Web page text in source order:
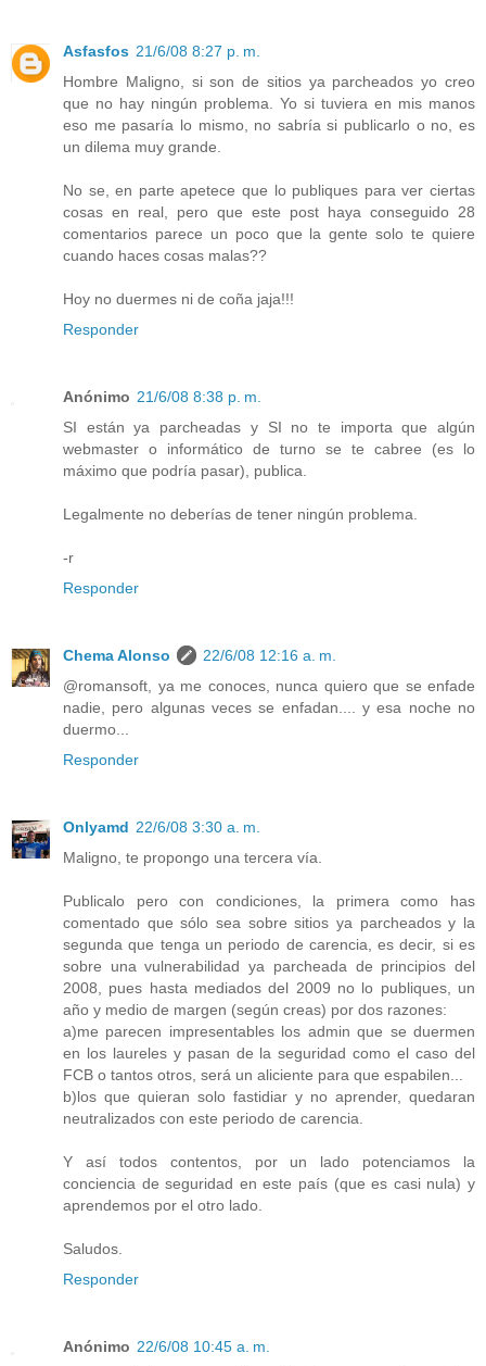
Asfasfos 21/6/08 8:27 p. m.
Hombre Maligno, si son de sitios ya parcheados yo creo
que no hay ningún problema. Yo si tuviera en mis manos
eso me pasaría lo mismo, no sabría si publicarlo o no, es
un dilema muy grande.
No se, en parte apetece que lo publiques para ver ciertas
cosas en real, pero que este post haya conseguido 28
comentarios parece un poco que la gente solo te quiere
cuando haces cosas malas??
Hoy no duermes ni de coña jaja!!!
Responder
Anónimo 21/6/08 8:38 p. m.
SI están ya parcheadas y SI no te importa que algún
webmaster o informático de turno se te cabree (es lo
máximo que podría pasar), publica.
Legalmente no deberías de tener ningún problema.
-r
Responder
Chema Alonso
22/6/08 12:16 a. m.
@romansoft, ya me conoces, nunca quiero que se enfade
nadie, pero algunas veces se enfadan.... y esa noche no
duermo...
Responder
Onlyamd 22/6/08 3:30 a. m.
Maligno, te propongo una tercera vía.
Publicalo pero con condiciones, la primera como has
comentado que sólo sea sobre sitios ya parcheados y la
segunda que tenga un periodo de carencia, es decir, si es
sobre una vulnerabilidad ya parcheada de principios del
2008, pues hasta mediados del 2009 no lo publiques, un
año y medio de margen (según creas) por dos razones:
a)me parecen impresentables los admin que se duermen
en los laureles y pasan de la seguridad como el caso del
FCB o tantos otros, será un aliciente para que espabilen...
b)los que quieran solo fastidiar y no aprender, quedaran
neutralizados con este periodo de carencia.
Y así todos contentos, por un lado potenciamos la
conciencia de seguridad en este país (que es casi nula) y
aprendemos por el otro lado.
Saludos.
Responder
Anónimo 22/6/08 10:45 a. m.